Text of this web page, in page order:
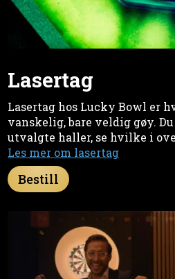
Lasertag
Lasertag hos Lucky Bowl er
vanskelig, bare veldig gøy.
utvalgte haller, se hvilke i
Les mer om lasertag
Bestill